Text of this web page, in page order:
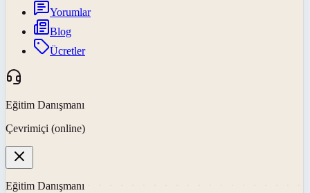
Yorumlar
Blog
Ücretler
Eğitim Danışmanı
Çevrimiçi (online)
Eğitim Danışmanı